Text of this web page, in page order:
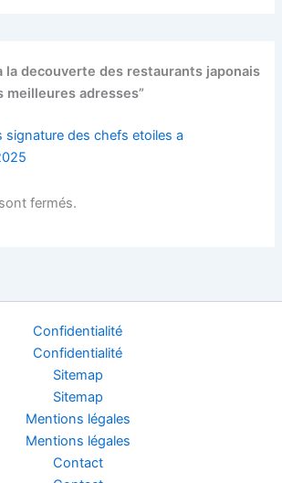
la decouverte des restaurants japonais
meilleures adresses”
signature des chefs etoiles a
fermés.
Confidentialité
Confidentialité
Sitemap
Sitemap
Mentions légales
Mentions légales
Contact